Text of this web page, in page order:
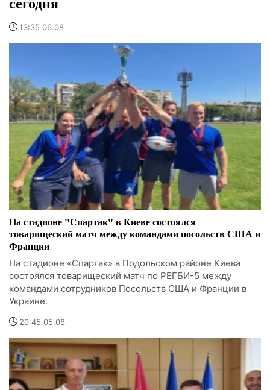
13:35 06.08
На стадионе "Спартак" в Киеве состоялся
товарищеский матч между командами посольств США и
Франции
На стадионе «Спартак» в Подольском районе Киева
состоялся товарищеский матч по РЕГБИ-5 между
командами сотрудников Посольств США и Франции в
Украине.
20:45 05.08